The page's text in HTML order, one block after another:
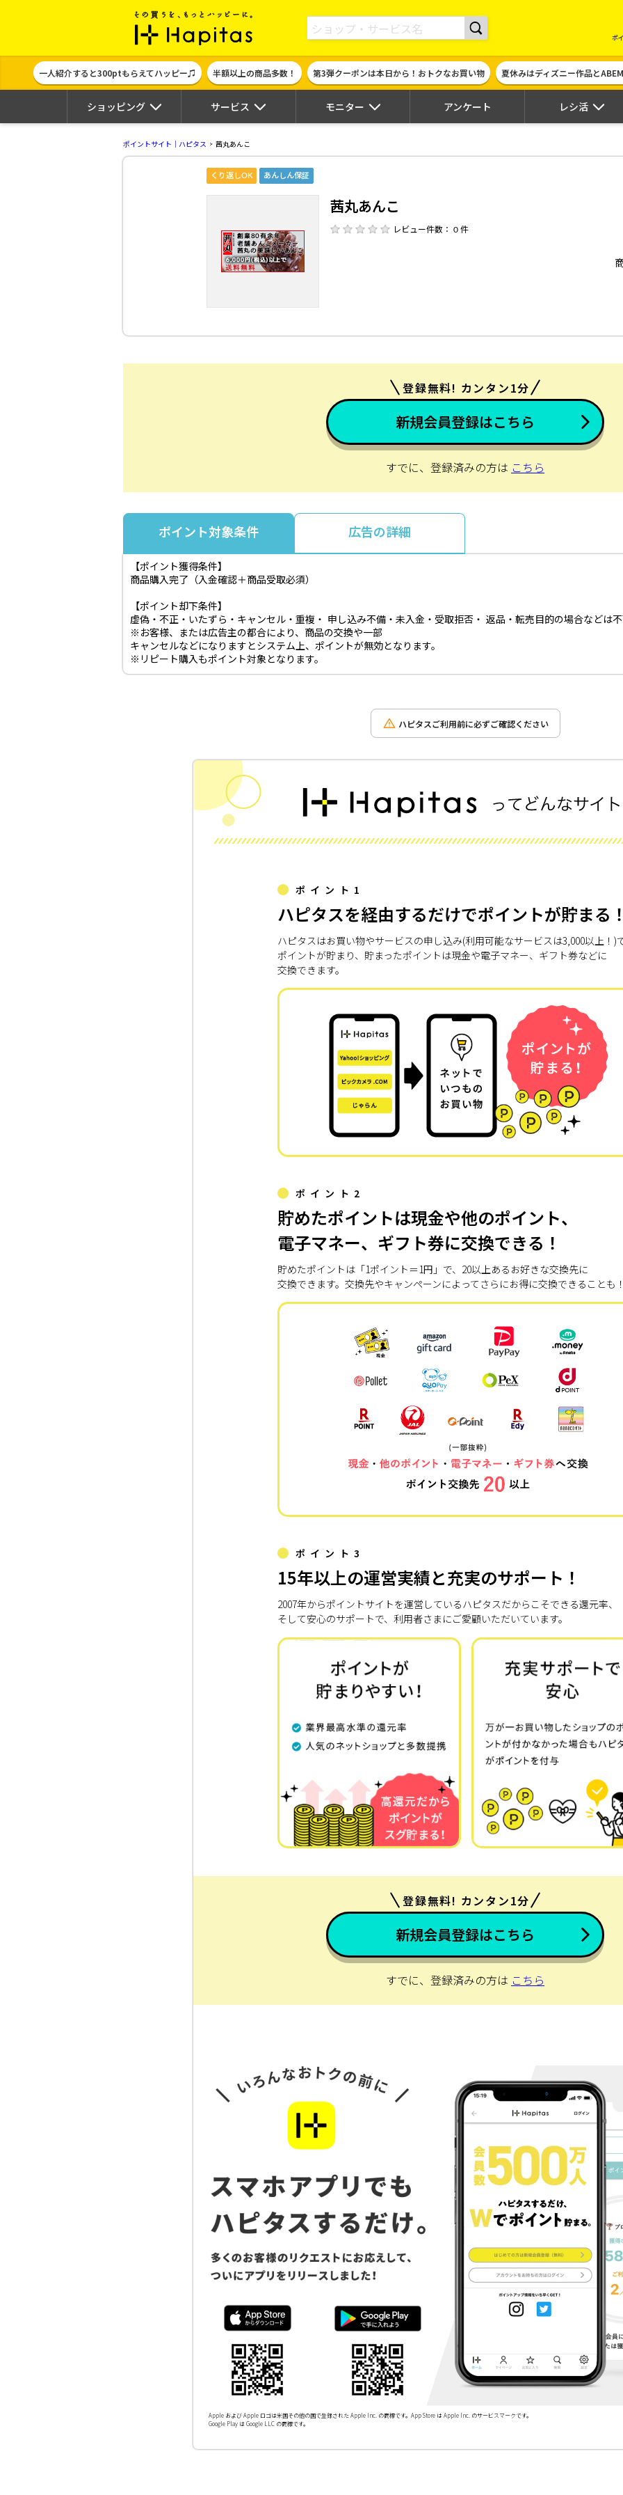
ポイント貯めて現金やギフト券に交換できるポイントサイト | ハピタス
ポ
一人紹介すると300ptもらえてハッピー♫ 半額以上の商品多数！ 第3弾クーポンは本日から！おトクなお買い物 夏休みはディズニー作品と
ショッピング サービス モニター アンケート レシ活
ポイントサイト｜ハピタス 茜丸あんこ
くり返しOK あんしん保証
茜丸あんこ
レビュー件数： 0 件
登録無料! カンタン1分
新規会員登録はこちら
すでに、登録済みの方は こちら
ポイント対象条件 広告の詳細
【ポイント獲得条件】
商品購入完了（入金確認＋商品受取必須）
【ポイント却下条件】
虚偽・不正・いたずら・キャンセル・重複・ 申し込み不備・未入金・受取拒否・ 返品・転売目的の場合などは
※お客様、または広告主の都合により、商品の交換や一部
キャンセルなどになりますとシステム上、ポイントが無効となります。
※リピート購入もポイント対象となります。
ハピタスご利用前に必ずご確認ください
ポイント1
ハピタスを経由するだけでポイントが貯まる
ハピタスはお買い物やサービスの申し込み(利用可能なサービスは3,000以上！)
ポイントが貯まり、貯まったポイントは現金や電子マネー、ギフト券などに
交換できます。
ポイント2
貯めたポイントは現金や他のポイント、
電子マネー、ギフト券に交換できる！
貯めたポイントは「1ポイント＝1円」で、20以上あるお好きな交換先に
交換できます。交換先やキャンペーンによってさらにお得に交換できることも
ポイント3
15年以上の運営実績と充実のサポート！
2007年からポイントサイトを運営しているハピタスだからこそできる還元率、
そして安心のサポートで、利用者さまにご愛顧いただいています。
登録無料! カンタン1分
新規会員登録はこちら
すでに、登録済みの方は こちら
Apple および Apple ロゴは米国その他の国で登録された Apple Inc. の商標です。App Store は Apple Inc. のサービスマークです。
Google Play は Google LLC の商標です。